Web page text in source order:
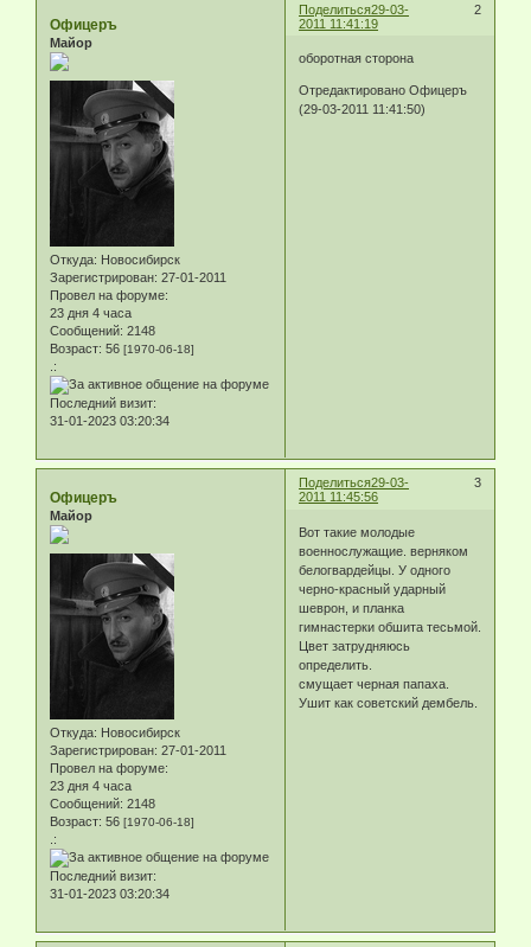
Поделиться 2
29-03-
2011 11:41:19
Офицеръ
Майор
Откуда: Новосибирск
Зарегистрирован: 27-01-2011
Провел на форуме:
23 дня 4 часа
Сообщений: 2148
Возраст: 56 [1970-06-18]
.:
Последний визит:
31-01-2023 03:20:34
оборотная сторона
Отредактировано Офицеръ
(29-03-2011 11:41:50)
Поделиться 3
29-03-
2011 11:45:56
Офицеръ
Майор
Откуда: Новосибирск
Зарегистрирован: 27-01-2011
Провел на форуме:
23 дня 4 часа
Сообщений: 2148
Возраст: 56 [1970-06-18]
.:
Последний визит:
31-01-2023 03:20:34
Вот такие молодые
военнослужащие. верняком
белогвардейцы. У одного
черно-красный ударный
шеврон, и планка
гимнастерки обшита тесьмой.
Цвет затрудняюсь
определить.
смущает черная папаха.
Ушит как советский дембель.